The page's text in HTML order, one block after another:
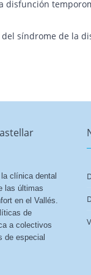
disfunción
del síndrome de la
clínica dental
las últimas
en el Vallés.
de
a colectivos
de especial